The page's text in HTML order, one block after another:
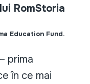
RomStoria
Education Fund.
prima
în ce mai